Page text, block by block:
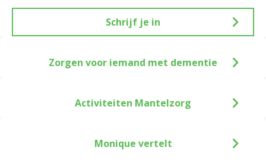
Schrijf je in
Zorgen voor iemand met dementie
Activiteiten Mantelzorg
Monique vertelt